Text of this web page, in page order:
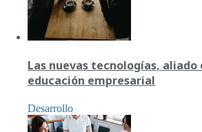
Las nuevas tecnologías,
educación empresarial
Desarrollo